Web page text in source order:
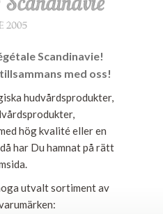
Scandinavie!
med oss!
hudvårdsprodukter,
hög kvalité eller en
har Du hamnat på rätt
utvalt sortiment av